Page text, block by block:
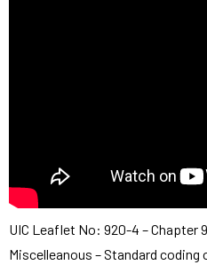
UIC Leaflet No: 920-4 – Chapter
Miscelleanous – Standard